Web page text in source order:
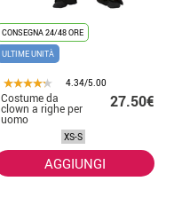
CONSEGNA 24/48 ORE
ULTIME UNITÀ
4.34/5.00
Costume da
clown a righe per
uomo
27.50€
XS-S
AGGIUNGI